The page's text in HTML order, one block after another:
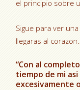
el principio sobre
Sigue para ver
llegaras al
“Con al
tiempo de mi
excesivamente